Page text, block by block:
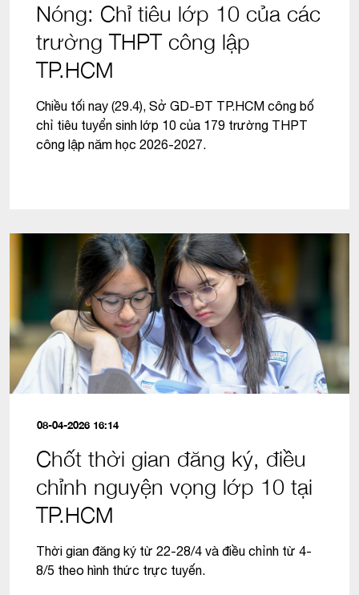
Nóng: Chỉ tiêu lớp 10 của các
trường THPT công lập
TP.HCM
Chiều tối nay (29.4), Sở GD-ĐT TP.HCM công bố
chỉ tiêu tuyển sinh lớp 10 của 179 trường THPT
công lập năm học 2026-2027.
08-04-2026 16:14
Chốt thời gian đăng ký, điều
chỉnh nguyện vọng lớp 10 tại
TP.HCM
Thời gian đăng ký từ 22-28/4 và điều chỉnh từ 4-
8/5 theo hình thức trực tuyến.